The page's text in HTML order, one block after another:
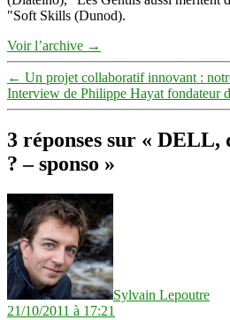
"Soft Skills (Dunod).
Voir l’archive →
← Un projet collaboratif innovant :
Interview de Philippe Hayat fondateur
3 réponses sur « DELL,
? – sponso »
Sylvain Lepoutre
21/10/2011 à 17:21